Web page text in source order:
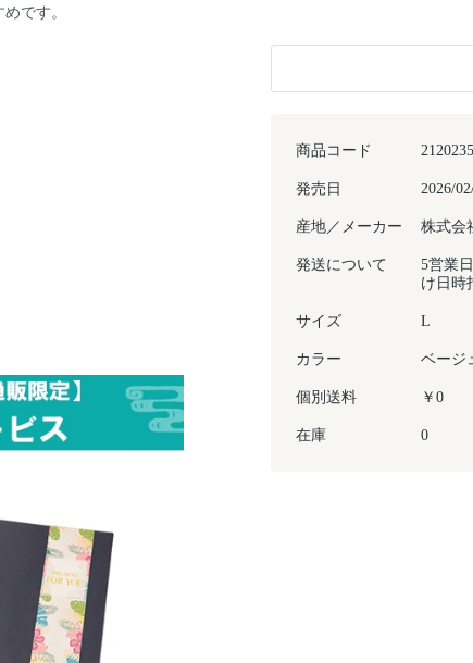
です。
商品コード
発売日 2026/
産地／メーカー 株式会
発送について
5営業
け日時
サイズ L
カラー ベージ
個別送料 ￥0
在庫 0